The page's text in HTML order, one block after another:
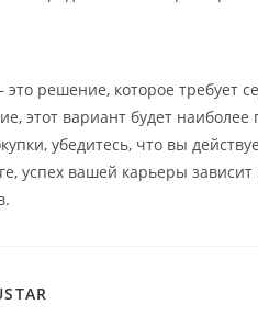
решение, которое требует
этот вариант будет
убедитесь, что вы
успех вашей карьеры